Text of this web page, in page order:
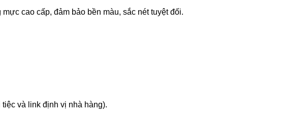
cao cấp, đảm bảo bền màu, sắc nét tuyệt đối.
và link định vị nhà hàng).